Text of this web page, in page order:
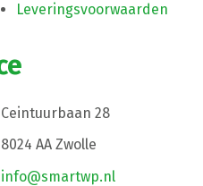
Leveringsvoorwaarden
Ceintuurbaan 28
8024 AA Zwolle
info@smartwp.nl